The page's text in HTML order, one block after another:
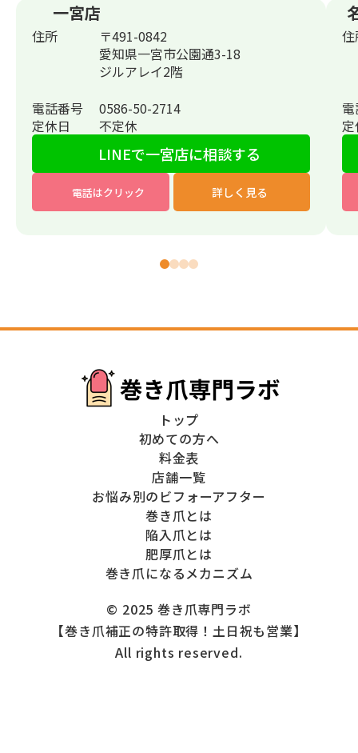
一宮店
住所
〒491-0842
愛知県一宮市公園通3-18
ジルアレイ2階
電話番号
0586-50-2714
定休日
不定休
LINEで一宮店に相談する
電話はクリック 詳しく見る
トップ
初めての方へ
料金表
店舗一覧
お悩み別のビフォーアフター
巻き爪とは
陥入爪とは
肥厚爪とは
巻き爪になるメカニズム
© 2025 巻き爪専門ラボ
【巻き爪補正の特許取得！土日祝も営業】
All rights reserved.